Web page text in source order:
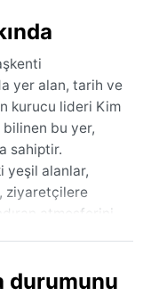
yer alan, tarih ve
kurucu lideri Kim
bilinen bu yer,
sahiptir.
yeşil alanlar,
ziyaretçilere
atmosferini
durumunu